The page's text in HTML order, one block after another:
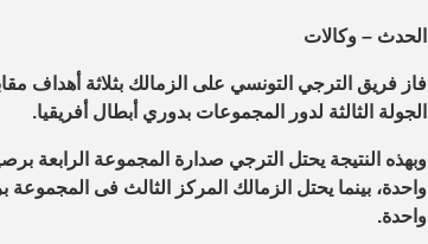
الحدث – وكالات
فاز فريق الترجي التونسي على الزمالك بثلاثة أهداف
الجولة الثالثة لدور المجموعات بدوري أبطال أفريقيا.
واحدة.